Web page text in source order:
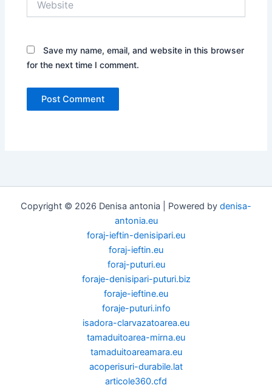
Save my name, email, and website in this browser
for the next time I comment.
Copyright © 2026 Denisa antonia | Powered by denisa-
antonia.eu
foraj-ieftin-denisipari.eu
foraj-ieftin.eu
foraj-puturi.eu
foraje-denisipari-puturi.biz
foraje-ieftine.eu
foraje-puturi.info
isadora-clarvazatoarea.eu
tamaduitoarea-mirna.eu
tamaduitoareamara.eu
acoperisuri-durabile.lat
articole360.cfd